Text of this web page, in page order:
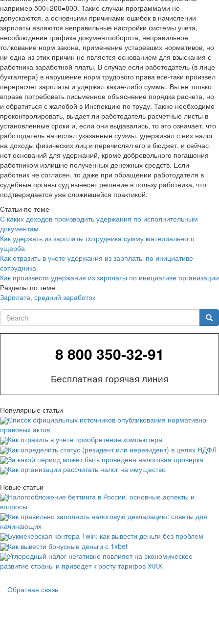
например 500+200=800. Такие случаи программами не
допускаются, а основными причинами ошибок в начислении
зарплаты являются неправильные настройки системы учета,
несоблюдение графика документооборота, неправильное
толкование норм закона, применение устаревших нормативов, но
ни одна из этих причин не является основанием для взыскания с
работника заработной платы. В случае если работодатель (в лице
бухгалтера) в нарушение норм трудового права все-таки произвел
перерасчет зарплаты и удержал какие-либо суммы, Вы не только
вправе потребовать письменное объяснение порядка расчета, но
и обратиться с жалобой в Инспекцию по труду. Также необходимо
проконтролировать, выдает ли работодатель расчетные листы в
установленные сроки и, если они выдавались, то это означает, что
работодатель начислял указанные суммы, удерживал с них налог
на доходы физических лиц и перечислял его в бюджет, и сейчас
нет оснований для удержаний, кроме добровольного погашения
работником излишне полученных денежных средств. Если
работник не согласен, то даже при обращении работодателя в
судебные органы суд вынесет решение в пользу работника, что
подтверждается уже сложившейся практикой.
Статьи по теме
С каких доходов производить удержания по исполнительным
документам
Как удержать из зарплаты сотрудника сумму материального
ущерба
Как отразить в учете удержания из зарплаты по инициативе
сотрудника
Как произвести удержания из зарплаты по инициативе организации
Разделы по теме
Зарплата, средний заработок
Search
8 800 350-32-91
Бесплатная горячая линия
Популярные статьи
Список официальных источников опубликования нормативно-
правовых актов
Как отразить в учете приобретение компьютера
Как определить статус (резидент или нерезидент) в целях НДФЛ
За какой период может быть проведена налоговая проверка
Как организации рассчитать налог на имущество
Новые статьи
Налогообложение беттинга в России: основные аспекты и
вопросы
Как правильно заполнить налоговую декларацию: советы для
начинающих
Букмекерская контора 1win: как вывести деньги без проблем
Как вывести бонусные деньги с 1xbet
Углеродный налог негативно повлияет на экономическое
развитие страны и приведет к росту тарифов ЖКХ
Обратная связь